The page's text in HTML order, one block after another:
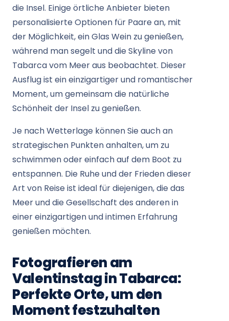
die Insel. Einige örtliche Anbieter bieten
personalisierte Optionen für Paare an, mit
der Möglichkeit, ein Glas Wein zu genießen,
während man segelt und die Skyline von
Tabarca vom Meer aus beobachtet. Dieser
Ausflug ist ein einzigartiger und romantischer
Moment, um gemeinsam die natürliche
Schönheit der Insel zu genießen.
Je nach Wetterlage können Sie auch an
strategischen Punkten anhalten, um zu
schwimmen oder einfach auf dem Boot zu
entspannen. Die Ruhe und der Frieden dieser
Art von Reise ist ideal für diejenigen, die das
Meer und die Gesellschaft des anderen in
einer einzigartigen und intimen Erfahrung
genießen möchten.
Fotografieren am
Valentinstag in Tabarca:
Perfekte Orte, um den
Moment festzuhalten